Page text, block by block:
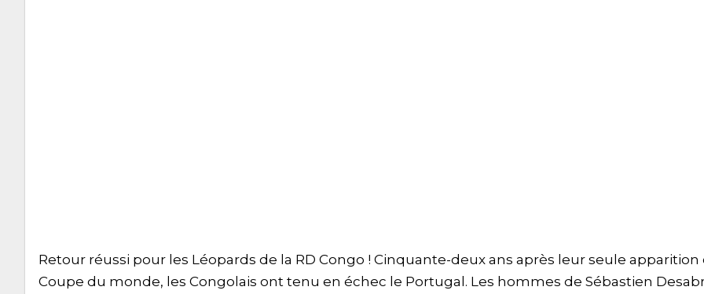
Retour réussi pour les Léopards de la RD Congo ! Cinquante-deux ans après leur seule apparition
Coupe du monde, les Congolais ont tenu en échec le Portugal. Les hommes de Sébastien